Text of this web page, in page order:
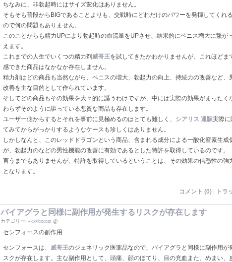
ちなみに、非勃起時にはサイズ変化はありません。
そもそも普段からBIGであることよりも、交戦時にどれだけのパワーを発揮してくれ
ので何の問題もありません。
このことからも精力UPにより勃起時の血流量をUPさせ、結果的にペニス増大に繋が
えます。
これまでの人生でいくつの精力剤威哥王を試してきたかわかりませんが、これほどま
感できた商品はなかなか存在しません。
精力剤はどの商品も当然ながら、ペニスの増大、勃起力の向上、持続力の改善など、
改善を主な目的として作られています。
そしてどの商品もその効果を大々的に謳うわけですが、中には実際の効果がまったく
わらずそのように謳っている悪質な商品も存在します。
ユーザー側からするとそれを事前に見極めるのはとても難しく、 シアリス 通販実際に
てみてからがっかりするようなケースも珍しくはありません。
しかしなんと、このレッドドラゴンという商品、含まれる成分による一酸化窒素生成
が、勃起力のなどの男性機能の改善に有効であるとした特許を取得しているのです。
言うまでもありませんが、特許を取得しているということは、その効果の信憑性の強
となります。
コメント (0) | トラ
バイアグラと同様に副作用が発生するリスクが存在します
カテゴリー: - cxvbxcnm @
センフォースの副作用
センフォースは、 威哥王のジェネリック医薬品なので、バイアグラと同様に副作用が
スクが存在します。主な副作用として、頭痛、顔のほてり、目の充血また、めまい、